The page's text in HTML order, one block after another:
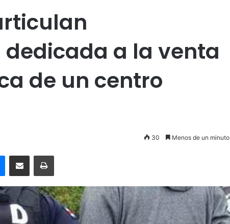
a la venta
de un centro
30 Menos de un minuto
MessengerCompartir por correo electrónicoImprimir